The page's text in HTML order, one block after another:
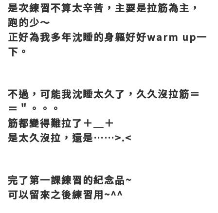
是次練習不算太辛苦，主要是拉筋為主，
跑的少～
正好為我多年沈睡的身軀好好warm up一
下。
不過，可能我沈睡太久了，久久沒拉筋＝
＝＂。。。
筋都變得難拉了＋＿＋
是太久沒拉，還是……>.<
完了第一課練習的紀念品~
可以留來之後練習用~^^